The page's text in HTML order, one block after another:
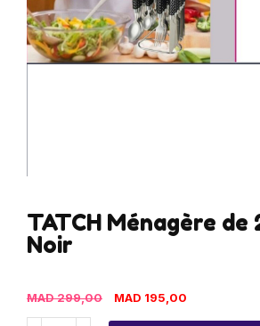
TATCH Ménagère de
Noir
MAD299,00 MAD 195,00